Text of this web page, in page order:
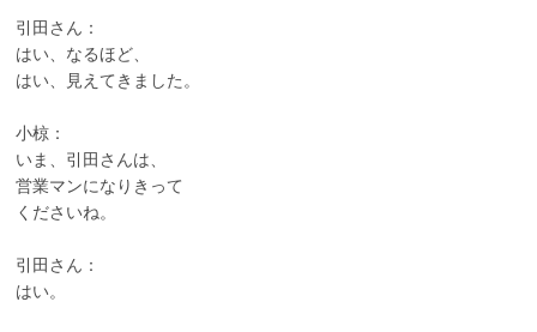
引田さん：
はい、なるほど、
はい、見えてきました。
小椋：
いま、引田さんは、
営業マンになりきって
くださいね。
引田さん：
はい。